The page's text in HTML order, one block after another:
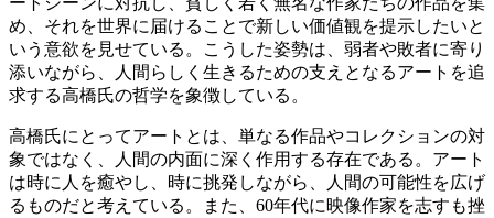
め、それを世界に届けることで新しい価値観を提示したいと
いう意欲を見せている。こうした姿勢は、弱者や敗者に寄り
添いながら、人間らしく生きるための支えとなるアートを追
求する高橋氏の哲学を象徴している。
高橋氏にとってアートとは、単なる作品やコレクションの対
象ではなく、人間の内面に深く作用する存在である。アート
は時に人を癒やし、時に挑発しながら、人間の可能性を広げ
るものだと考えている。また、60年代に映像作家を志すも挫